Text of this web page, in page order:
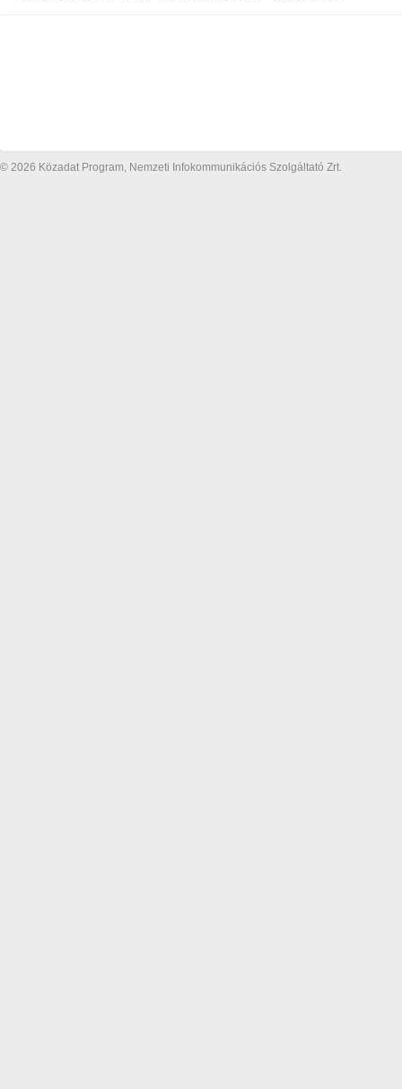
© 2026 Közadat Program, Nemzeti Infokommunikációs Szolgáltató Zrt.